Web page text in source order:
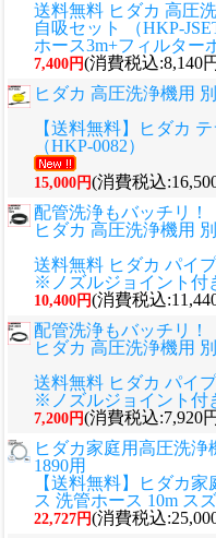
送料無料 ヒダカ 高圧
自吸セット （HKP-
ホース3m+フィルター
7,400円(消費税込:8,140
ヒダカ 高圧洗浄機用
【送料無料】ヒダカ
（HKP-0082）
15,000円(消費税込
配管洗浄もバッチリ！
ヒダカ 高圧洗浄機用
送料無料 ヒダカ パイ
※ノズルジョイント付
10,400円(消費税込
配管洗浄もバッチリ！
ヒダカ 高圧洗浄機用
送料無料 ヒダカ パイ
※ノズルジョイント付
7,200円(消費税込:7,920
ヒダカ家庭用高圧洗
1890用
【送料無料】ヒダカ
ス 洗管ホース 10m ス
22,727円(消費税込